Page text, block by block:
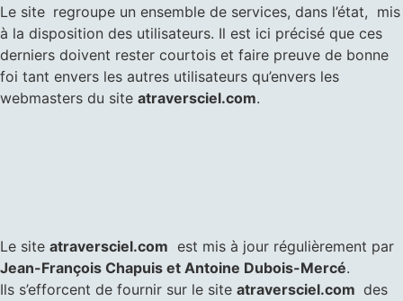
Le site regroupe un ensemble de services, dans l’état, mis
à la disposition des utilisateurs. Il est ici précisé que ces
derniers doivent rester courtois et faire preuve de bonne
foi tant envers les autres utilisateurs qu’envers les
webmasters du site atraversciel.com.
Le site atraversciel.com est mis à jour régulièrement par
Jean-François Chapuis et Antoine Dubois-Mercé.
Ils s’efforcent de fournir sur le site atraversciel.com des